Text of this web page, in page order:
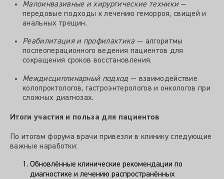
Малоинвазивные и хирургические техники—
передовые подходы к лечению геморроя, свищей и
анальных трещин.
Реабилитация и профилактика— алгоритмы
послеоперационного ведения пациентов для
сокращения сроков восстановления.
Междисциплинарный подход — взаимодействие
колопроктологов, гастроэнтерологов и онкологов при
сложных диагнозах.
Итоги участия и польза для пациентов
По итогам форума врачи привезли в клинику следующие
важные наработки:
Обновлённые клинические рекомендации по
диагностике и лечению распространённых